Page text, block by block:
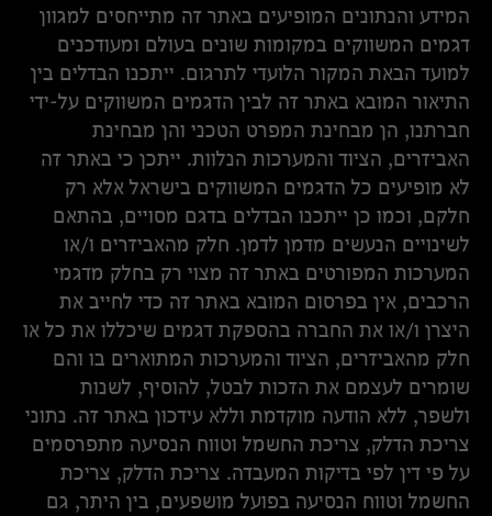
המידע והנתונים המופיעים באתר זה מתייחסים למגוון
דגמים המשווקים במקומות שונים בעולם ומעודכנים
למועד הבאת המקור הלועדי לתרגום. ייתכנו הבדלים בין
התיאור המובא באתר זה לבין הדגמים המשווקים על-ידי
חברתנו, הן מבחינת המפרט הטכני והן מבחינת
האביזרים, הציוד והמערכות הנלוות. ייתכן כי באתר זה
לא מופיעים כל הדגמים המשווקים בישראל אלא רק
חלקם, וכמו כן ייתכנו הבדלים בדגם מסויים, בהתאם
לשינויים הנעשים מדמן לדמן. חלק מהאביזרים ו/או
המערכות המפורטים באתר זה מצוי רק בחלק מדגמי
הרכבים, אין בפרסום המובא באתר זה כדי לחייב את
היצרן ו/או את החברה בהספקת דגמים שיכללו את כל או
חלק מהאביזרים, הציוד והמערכות המתוארים בו והם
שומרים לעצמם את הזכות לבטל, להוסיף, לשנות
ולשפר, ללא הודעה מוקדמת וללא עידכון באתר זה. נתוני
צריכת הדלק, צריכת החשמל וטווח הנסיעה מתפרסמים
על פי דין לפי בדיקות המעבדה. צריכת הדלק, צריכת
החשמל וטווח הנסיעה בפועל מושפעים, בין היתר, גם